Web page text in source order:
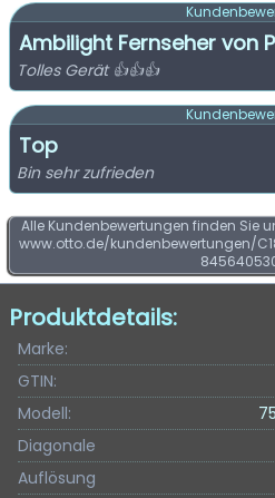
Ambilight Fernseher von
Tolles Gerät 👍👍👍
Top
Bin sehr zufrieden
Alle Kundenbewertungen finden Sie
www.otto.de/kundenbewertungen/
Produktdetails:
Marke:
GTIN:
Modell:
Diagonale
Auflösung